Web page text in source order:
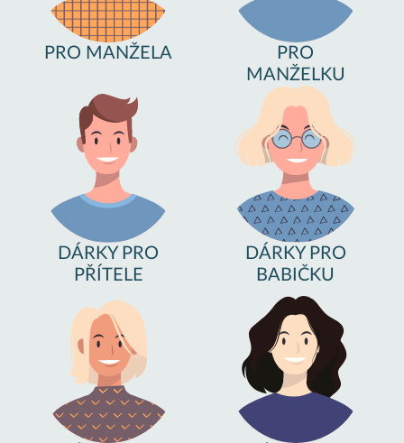
PRO MANŽELA
PRO
MANŽELKU
DÁRKY PRO
PŘÍTELE
DÁRKY PRO
BABIČKU